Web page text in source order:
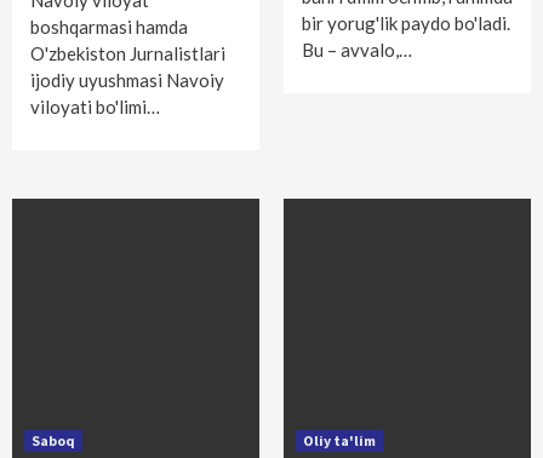
boshqarmasi hamda
O'zbekiston Jurnalistlari
ijodiy uyushmasi Navoiy
viloyati bo'limi…
bir yorug'lik paydo bo'ladi.
Bu – avvalo,…
Saboq Oliy ta'lim